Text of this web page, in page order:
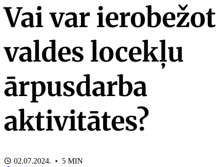
Vai var ierobežot
valdes locekļu
ārpusdarba
aktivitātes?
02.07.2024. • 5 MIN